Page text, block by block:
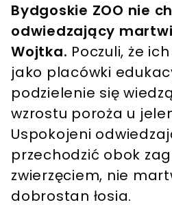
Bydgoskie ZOO nie
odwiedzający
Wojtka. Poczuli, że
jako placówki
podzielenie się
wzrostu poroża u
Uspokojeni
przechodzić obok
zwierzęciem, nie
dobrostan łosia.